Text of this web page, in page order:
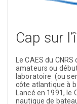
Cap sur
Le CAES du
amateurs ou
laboratoire (ou
côte atlantique à
Lancé en 1991, le
nautique de